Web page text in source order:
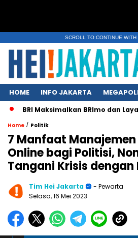
SCROLL TO CONTINUE WITH
HOME INFO JAKARTA
BRI Maksimalkan BRImo dan
Home / Politik
7 Manfaat
Online bagi Politisi,
Tangani Krisis dengan
Tim Hei Jakarta
- Pewarta
Selasa, 16 Mei 2023